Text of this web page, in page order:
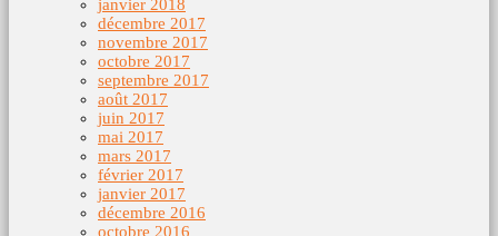
janvier 2018
décembre 2017
novembre 2017
octobre 2017
septembre 2017
août 2017
juin 2017
mai 2017
mars 2017
février 2017
janvier 2017
décembre 2016
octobre 2016